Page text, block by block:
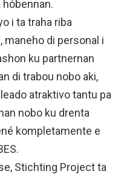
i ta traha riba
di personal i
ku partnernan
di trabou nobo aki,
atraktivo tantu pa
nobo ku drenta
kompletamente e
Stichting Project ta